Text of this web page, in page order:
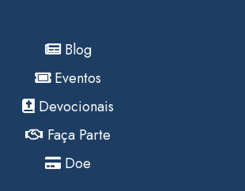
Blog
Eventos
Devocionais
Faça Parte
Doe